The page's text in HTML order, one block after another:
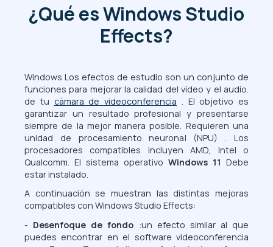
¿Qué es Windows Studio
Effects?
Windows Los efectos de estudio son un conjunto de
funciones para mejorar la calidad del vídeo y el audio.
de tu cámara de videoconferencia . El objetivo es
garantizar un resultado profesional y presentarse
siempre de la mejor manera posible. Requieren una
unidad de procesamiento neuronal (NPU) . Los
procesadores compatibles incluyen AMD, Intel o
Qualcomm. El sistema operativo Windows 11 Debe
estar instalado.
A continuación se muestran las distintas mejoras
compatibles con Windows Studio Effects:
- Desenfoque de fondo :un efecto similar al que
puedes encontrar en el software videoconferencia